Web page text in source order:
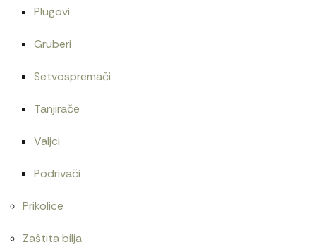
Plugovi
Gruberi
Setvospremači
Tanjirače
Valjci
Podrivači
Prikolice
Zaštita bilja